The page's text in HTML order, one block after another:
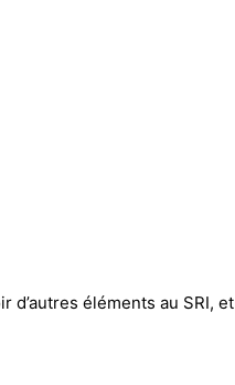
éléments au SRI, et